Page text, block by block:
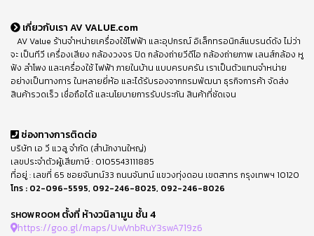
เกี่ยวกับเรา AV VALUE.com
AV Value ร้านจำหน่ายเครื่องใช้ไฟฟ้า และอุปกรณ์ อิเล็กทรอนิกส์แบรนด์ดัง ไม่ว่า
จะ เป็นทีวี เครื่องเสียง กล้องวงจร ปิด กล้องถ่ายวีดีโอ กล้องถ่ายภาพ เลนส์กล้อง หู
ฟัง ลำโพง และเครื่องใช้ ไฟฟ้า ภายในบ้าน แบบครบครัน เราเป็นตัวแทนจำหน่าย
อย่างเป็นทางการ ในหลายยี่ห้อ และได้รับรองจากกรมพัฒนา ธุรกิจการค้า จัดส่ง
สินค้ารวดเร็ว เชื่อถือได้ และนโยบายการรับประกัน สินค้าที่ชัดเจน
ช่องทางการติดต่อ
บริษัท เอ วี แวลู จำกัด (สำนักงานใหญ่)
เลขประจำตัวผู้เสียภาษี : 0105543111885
ที่อยู่ : เลขที่ 65 ซอยจันทน์33 ถนนจันทน์ แขวงทุ่งดอน เขตสาทร กรุงเทพฯ 10120
โทร : 02-096-5595, 092-246-8025, 092-246-8026
SHOWROOM ตั้งที่ ห้างวนิลามูน ชั้น 4
https://goo.gl/maps/UwVnbRuY3swA719z6